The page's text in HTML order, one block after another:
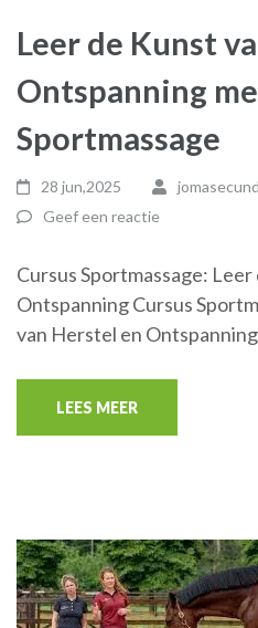
Leer de Kunst
Ontspanning
Sportmassage
28 jun,2025
Geef een reactie
Cursus Sportmassage:
Ontspanning Cursus
van Herstel en
LEES MEER